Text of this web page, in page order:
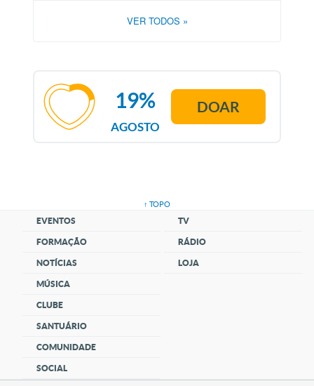
VER TODOS »
AGOSTO
19% DOAR
↑ TOPO
EVENTOS
FORMAÇÃO
NOTÍCIAS
MÚSICA
CLUBE
SANTUÁRIO
COMUNIDADE
SOCIAL
TV
RÁDIO
LOJA